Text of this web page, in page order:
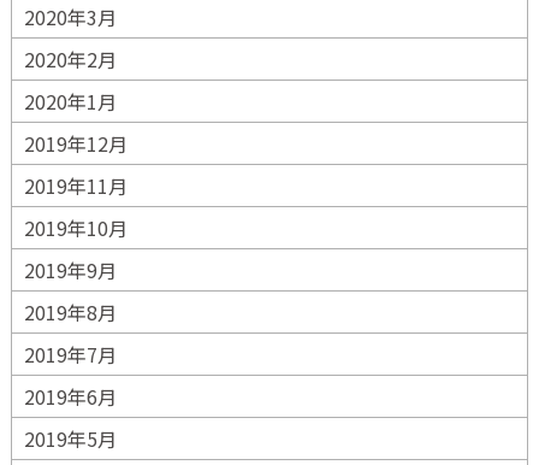
2020年3月
2020年2月
2020年1月
2019年12月
2019年11月
2019年10月
2019年9月
2019年8月
2019年7月
2019年6月
2019年5月